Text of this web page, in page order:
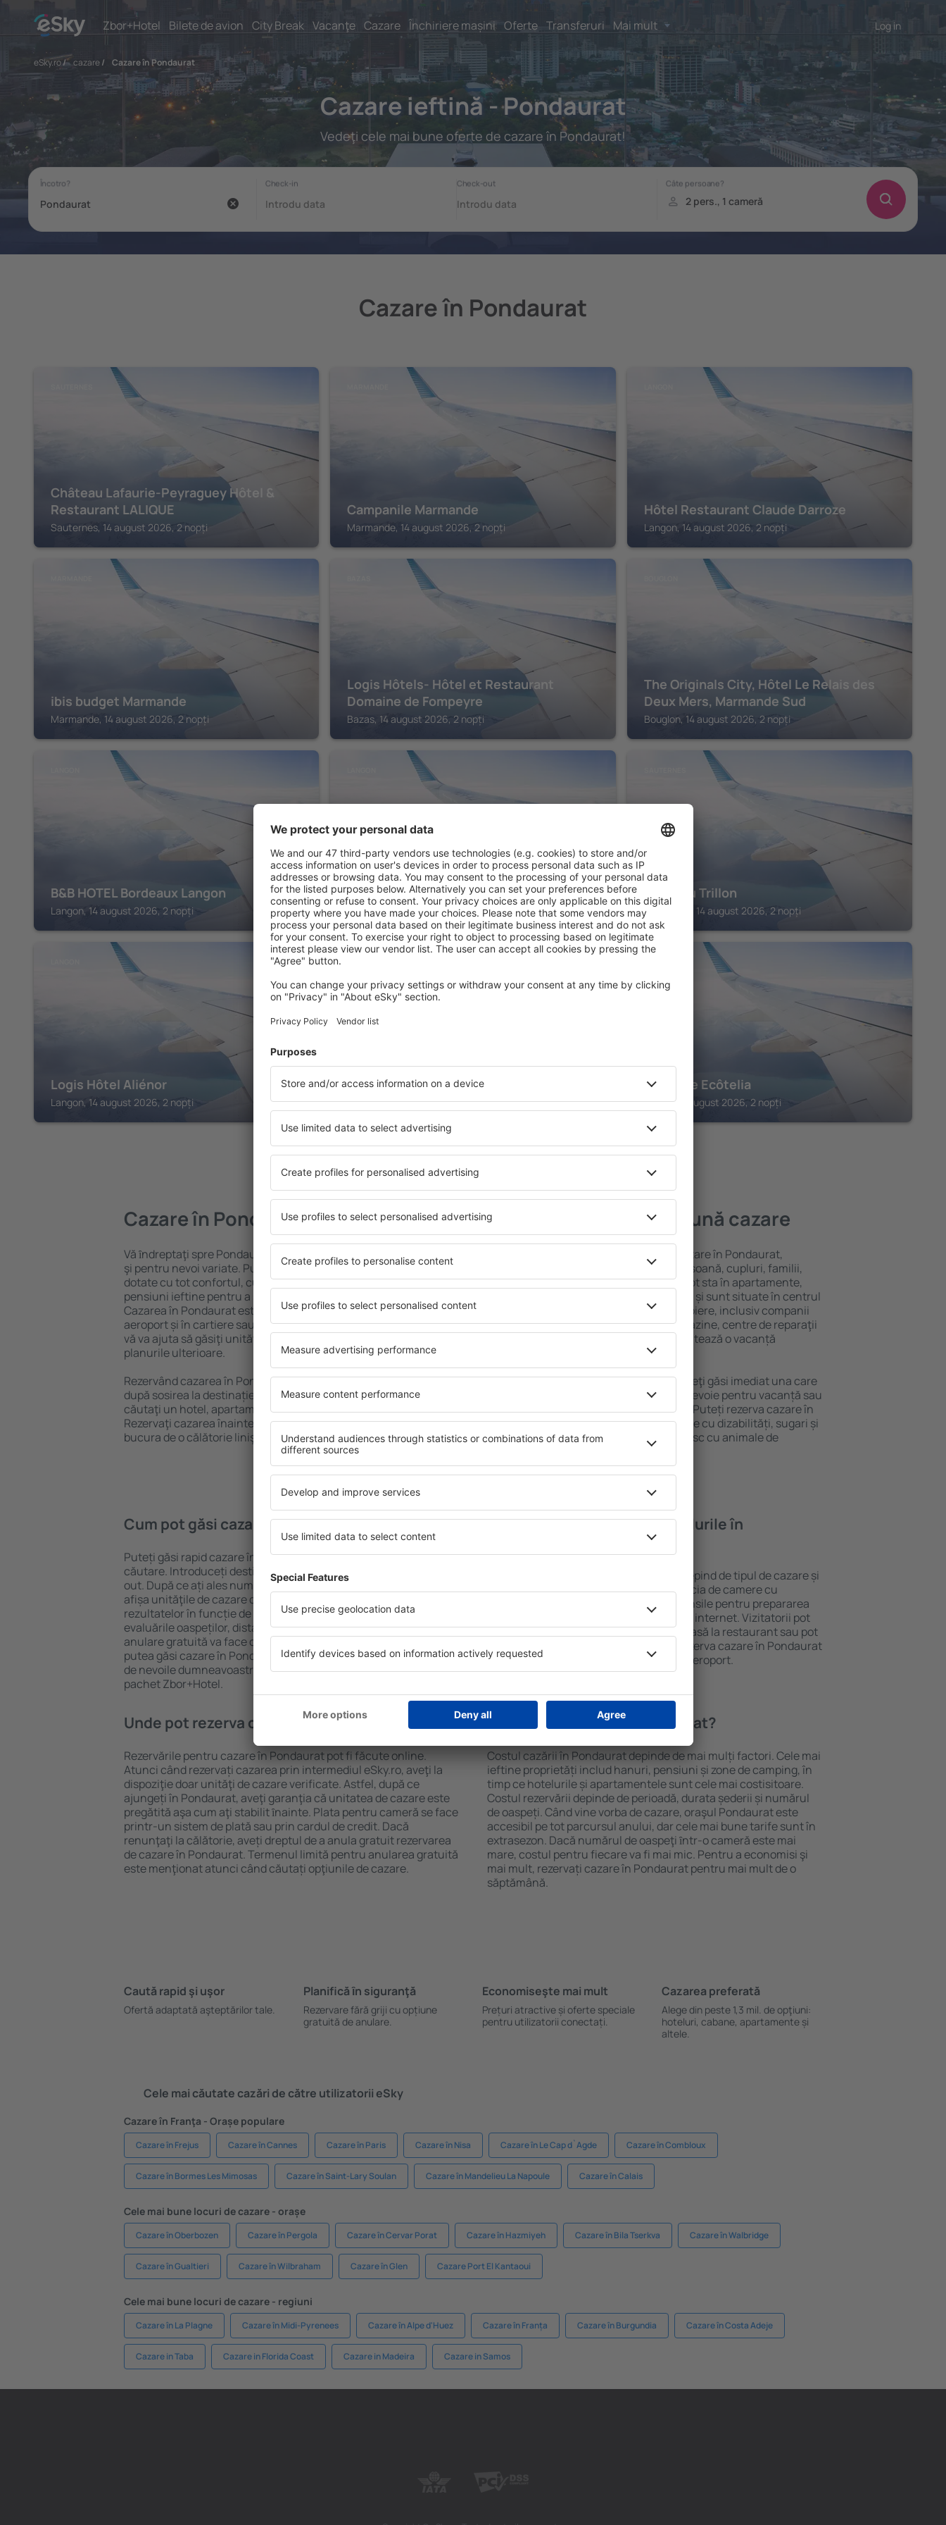
Zbor+Hotel Bilete de avion City Break Vacanţe Cazare Închiriere mașini Oferte Transferuri Mai mult Log in
eSky.ro/ cazare/ Cazare în Pondaurat
Cazare ieftină - Pondaurat
Vedeţi cele mai bune oferte de cazare în Pondaurat!
Cazare în Pondaurat
Château Lafaurie-Peyraguey Hôtel &
Restaurant LALIQUE
Sauternes, 14 august 2026, 2 nopți
Campanile Marmande
Marmande, 14 august 2026, 2 nopți
Hôtel Restaurant Claude Darroze
Langon, 14 august 2026, 2 nopți
ibis budget Marmande
Marmande, 14 august 2026, 2 nopți
Logis Hôtels- Hôtel et Restaurant
Domaine de Fompeyre
Bazas, 14 august 2026, 2 nopți
The Originals City, Hôtel Le Relais des
Deux Mers, Marmande Sud
Bouglon, 14 august 2026, 2 nopți
B&B HOTEL Bordeaux Langon
Langon, 14 august 2026, 2 nopți
Home Place
Langon, 14 august 2026, 2 nopți
Chateau Trillon
Sauternes, 14 august 2026, 2 nopți
Logis Hôtel Aliénor
Langon, 14 august 2026, 2 nopți
Les Chambres d'hôtes Clos Semper Felix
Sainte-Bazeille, 14 august 2026, 2 nopți
Domaine Ecôtelia
Bazas, 14 august 2026, 2 nopți
Vedeţi mai multe oferte în Pondaurat
Cazare în Pondaurat
Vă ȋndreptaţi spre Pondaurat? Găsiți cazare pentru fiecare buget
şi pentru nevoi variate. Puteți beneficia de proprietăți spațioase,
dotate cu tot confortul, cu numeroase facilități, precum și de
pensiuni ieftine pentru a sta câteva zile în timpul unui city break.
Cazarea în Pondaurat este disponibilă în centrul orașului, lângă
aeroport și în cartiere sau regiuni mai puțin populare. Acest lucru
vă va ajuta să găsiţi unităţi de cazare în funcție de nevoi și de
planurile ulterioare.
Rezervând cazarea în Pondaurat mai devreme, aveți garanţia că
după sosirea la destinație vă puteţi relaxa, fără a fi nevoie să
căutaţi un hotel, apartament sau altă unitate de cazare.
Rezervaţi cazarea înainte de călătoria spre Pondaurat și vă veţi
bucura de o călătorie liniştită.
Pondaurat – cea mai bună cazare
Puteți alege dintr-o ofertă variată de cazare în Pondaurat,
inclusiv proprietăți pentru o singură persoană, cupluri, familii,
persoane ȋn vârstă și grupuri. Oaspeţii pot sta în apartamente,
hoteluri și pensiuni care oferă intimitate și sunt situate în centrul
orașului Pondaurat. Facilitățile din apropiere, inclusiv companii
de închirieri auto, transport public, magazine, centre de reparaţii
și locuri de relaxare sau distracţie, garantează o vacanță
Dacă doriţi cazare de lux în Pondaurat, veţi găsi imediat una care
să se potrivească. Veți găsi tot ce aveți nevoie pentru vacanță sau
călătoria de afaceri la destinația aleasă. Puteți rezerva cazare în
Pondaurat cu facilități pentru persoanele cu dizabilități, sugari și
copii, precum și pentru cei care călătoresc cu animale de
Cum pot găsi cazare în Pondaurat?
Puteți găsi rapid cazare în Pondaurat folosind un motor de
căutare. Introduceți destinația și datele de check-in și check-
out. După ce ați ales numărul de persoane, motorul de căutare va
afișa unităţile de cazare disponibile în Pondaurat. Filtrarea
rezultatelor în funcție de tipul proprietăţii, numărul de stele,
evaluările oaspeților, distanța față de centru și opțiunea de
anulare gratuită va face căutarea mult mai ușoară. Astfel veți
putea găsi cazare în Pondaurat în doar câteva minute. În funcție
de nevoile dumneavoastră, puteți rezerva doar cazare sau un
pachet Zbor+Hotel.
Ce fel de facilităţi oferă hotelurile în
Facilitățile proprietăţilor în Pondaurat depind de tipul de cazare și
de numărul de stele. Oaspeții pot beneficia de camere cu
chicinetă, balcon, aer condiționat, ustensile pentru prepararea
ceaiului şi a cafelei, prosoape și acces la internet. Vizitatorii pot
avea parcare gratuită, pot comanda o masă la restaurant sau pot
alege un hotel cu piscină. În plus, pot rezerva cazare în Pondaurat
la proprietăți care oferă transport de la aeroport.
Unde pot rezerva cazare în Pondaurat?
Rezervările pentru cazare în Pondaurat pot fi făcute online.
Atunci când rezervați cazarea prin intermediul eSky.ro, aveţi la
dispoziţie doar unităţi de cazare verificate. Astfel, după ce
ajungeți în Pondaurat, aveţi garanţia că unitatea de cazare este
pregătită aşa cum aţi stabilit ȋnainte. Plata pentru cameră se face
printr-un sistem de plată sau prin cardul de credit. Dacă
renunţaţi la călătorie, aveți dreptul de a anula gratuit rezervarea
de cazare în Pondaurat. Termenul limită pentru anularea gratuită
este menţionat atunci când căutați opţiunile de cazare.
Cât costă cazarea în Pondaurat?
Costul cazării în Pondaurat depinde de mai mulți factori. Cele mai
ieftine proprietăți includ hanuri, pensiuni și zone de camping, în
timp ce hotelurile și apartamentele sunt cele mai costisitoare.
Costul rezervării depinde de perioadă, durata șederii și numărul
de oaspeți. Când vine vorba de cazare, oraşul Pondaurat este
accesibil pe tot parcursul anului, dar cele mai bune tarife sunt în
extrasezon. Dacă numărul de oaspeţi ȋntr-o cameră este mai
mare, costul pentru fiecare va fi mai mic. Pentru a economisi şi
mai mult, rezervați cazare în Pondaurat pentru mai mult de o
săptămână.
Caută rapid şi uşor
Ofertă adaptată aşteptărilor tale.
Planifică ȋn siguranţă
Rezervare fără griji cu opțiune
gratuită de anulare.
Economiseşte mai mult
Prețuri atractive și oferte speciale
pentru utilizatorii conectați.
Cazarea preferată
Alege din peste 1,3 mil. de opţiuni:
hoteluri, cabane, apartamente și
altele.
Cele mai căutate cazări de către utilizatorii eSky
Cazare în Franţa - Orașe populare
Cazare în Frejus Cazare în Cannes Cazare în Paris Cazare în Nisa Cazare în Le Cap d`Agde Cazare în Combloux
Cazare în Bormes Les Mimosas Cazare în Saint-Lary Soulan Cazare în Mandelieu La Napoule Cazare în Calais
Cele mai bune locuri de cazare - orașe
Cazare în Oberbozen Cazare în Pergola Cazare în Cervar Porat Cazare în Hazmiyeh Cazare în Bila Tserkva Cazare în Walbridge
Cazare în Gualtieri Cazare în Wilbraham Cazare în Glen Cazare Port El Kantaoui
Cele mai bune locuri de cazare - regiuni
Cazare în La Plagne Cazare în Midi-Pyrenees Cazare în Alpe d'Huez Cazare în Franța Cazare în Burgundia Cazare în Costa Adeje
Cazare in Taba Cazare in Florida Coast Cazare in Madeira Cazare in Samos